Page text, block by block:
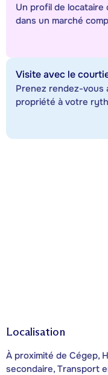
Un profil de
dans un marché
Visite avec le
Prenez rendez-vous
propriété à votre
Localisation
À proximité de Cégep,
secondaire, Transport